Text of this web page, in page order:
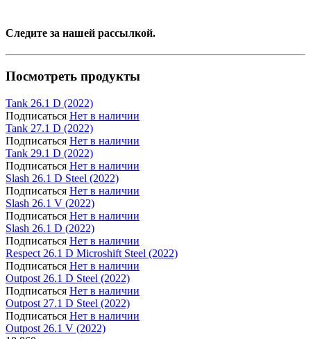
Следите за нашей рассылкой.
Посмотреть продукты
Tank 26.1 D (2022)
Подписаться Нет в наличии
Tank 27.1 D (2022)
Подписаться Нет в наличии
Tank 29.1 D (2022)
Подписаться Нет в наличии
Slash 26.1 D Steel (2022)
Подписаться Нет в наличии
Slash 26.1 V (2022)
Подписаться Нет в наличии
Slash 26.1 D (2022)
Подписаться Нет в наличии
Respect 26.1 D Microshift Steel (2022)
Подписаться Нет в наличии
Outpost 26.1 D Steel (2022)
Подписаться Нет в наличии
Outpost 27.1 D Steel (2022)
Подписаться Нет в наличии
Outpost 26.1 V (2022)